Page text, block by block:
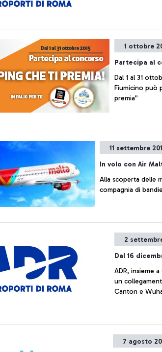
1 ottobre
Partecipa al
Dal 1 al 31
Fiumicino può
premia”
11 settembre
In volo con Air
Alla scoperta delle
compagnia di
2
Dal 16
ADR, insieme
un
Canton e
7 agosto